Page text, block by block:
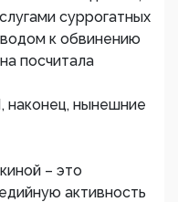
суррогатных
к обвинению
посчитала
наконец, нынешние
– это
активность